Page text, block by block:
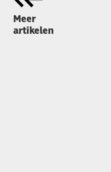
Meer
artikelen